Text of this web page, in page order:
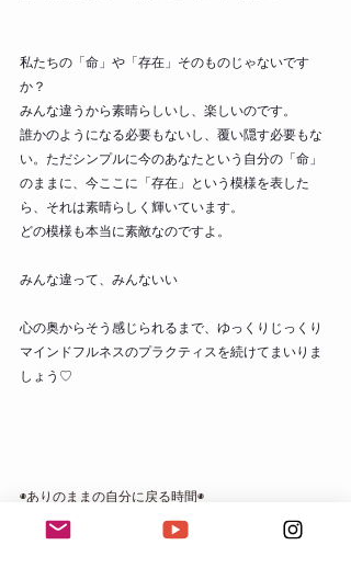
私たちの「命」や「存在」そのものじゃないです
か？
みんな違うから素晴らしいし、楽しいのです。
誰かのようになる必要もないし、覆い隠す必要もな
い。ただシンプルに今のあなたという自分の「命」
のままに、今ここに「存在」という模様を表した
ら、それは素晴らしく輝いています。
どの模様も本当に素敵なのですよ。
みんな違って、みんないい
心の奥からそう感じられるまで、ゆっくりじっくり
マインドフルネスのプラクティスを続けてまいりま
しょう♡
◉ありのままの自分に戻る時間◉
mindful esalen：
お問合せ / ご予約